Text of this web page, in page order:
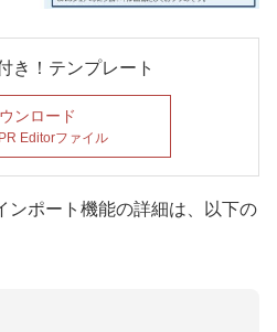
き！テンプレート
ンロード
Editorファイル
ンポート機能の詳細は、以下の